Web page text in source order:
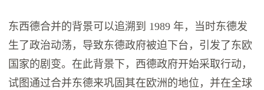
东西德合并的背景可以追溯到 1989 年，当时东德发
生了政治动荡，导致东德政府被迫下台，引发了东欧
国家的剧变。在此背景下，西德政府开始采取行动，
试图通过合并东德来巩固其在欧洲的地位，并在全球